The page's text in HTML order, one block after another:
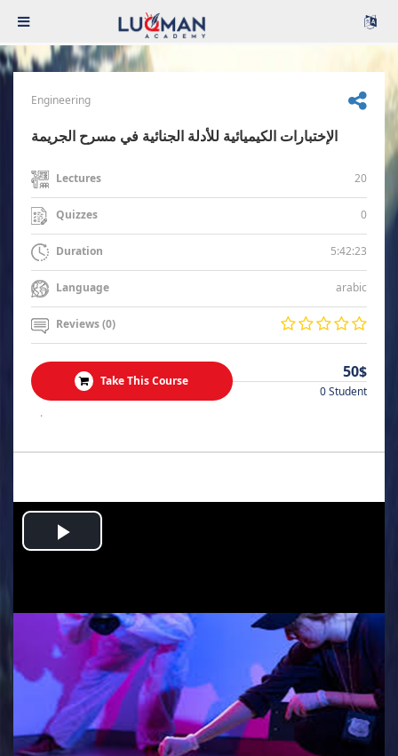
Engineering
الإختبارات الكيميائية للأدلة الجنائية في مسرح الجريمة
Lectures 20
Quizzes 0
Duration 5:42:23
Language arabic
Reviews (0)
Take This Course 50$
0 Student
.
Play